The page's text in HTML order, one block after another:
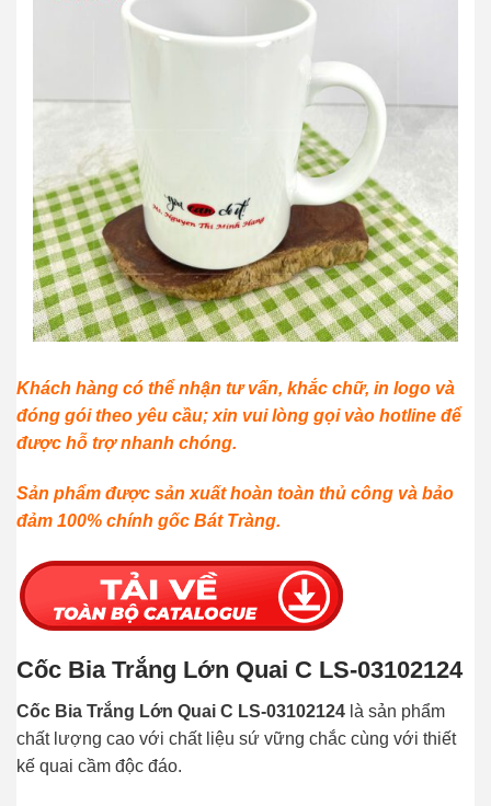
Khách hàng có thể nhận tư vấn, khắc chữ, in logo và
đóng gói theo yêu cầu; xin vui lòng gọi vào hotline để
được hỗ trợ nhanh chóng.
Sản phẩm được sản xuất hoàn toàn thủ công và bảo
đảm 100% chính gốc Bát Tràng.
Cốc Bia Trắng Lớn Quai C LS-03102124
Cốc Bia Trắng Lớn Quai C LS-03102124 là sản phẩm
chất lượng cao với chất liệu sứ vững chắc cùng với thiết
kế quai cầm độc đáo.